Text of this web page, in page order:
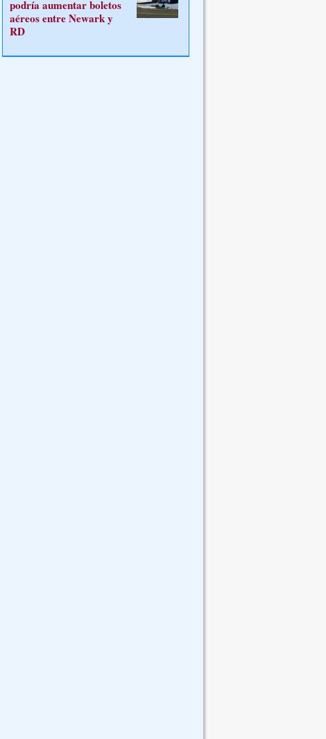
podría aumentar boletos
aéreos entre Newark y
RD